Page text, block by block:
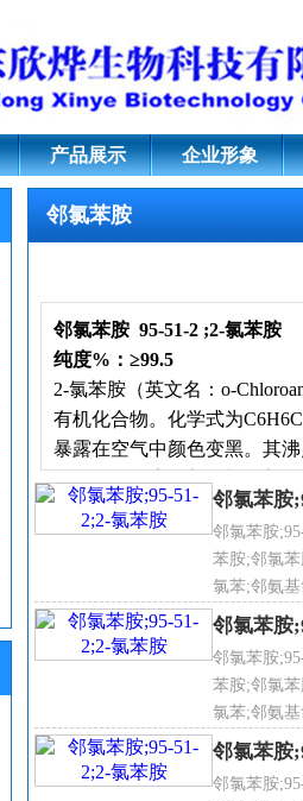
2;2-氯苯胺
产品展示 企业形象
邻氯苯胺
邻氯苯胺 95-51-2 ;2-氯苯胺
纯度%：≥99.5
2-氯苯胺（英文名：o-
有机化合物。化学式为
暴露在空气中颜色变黑。其
1.5895，几乎不溶于水，溶
降解。
2-氯苯胺的合成方法主要包
在研究阶段，该工艺路线未
块，产生大量铁泥的问题，
加氢还原法：催化加氢法由
关注。邻氯苯胺作为一种重
2-氯苯胺具有剧毒，吞咽、
胱癌。故在使用2-氯苯胺时
应保持良好通风；操作人员
邻氯苯胺
邻氯苯胺
苯胺;邻氯
氯苯;邻氨
氯苯
邻氯苯胺
邻氯苯胺
苯胺;邻氯
氯苯;邻氨
氯苯
邻氯苯胺
邻氯苯胺